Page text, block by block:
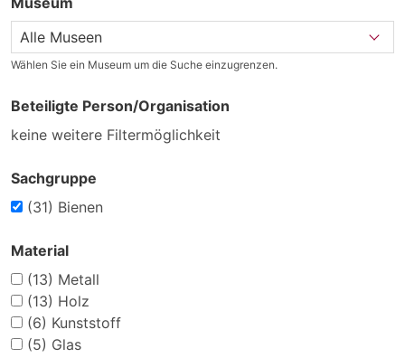
Wählen Sie ein Museum um die Suche einzugrenzen.
Beteiligte Person/Organisation
keine weitere Filtermöglichkeit
Sachgruppe
(31) Bienen
Material
(13) Metall
(13) Holz
(6) Kunststoff
(5) Glas